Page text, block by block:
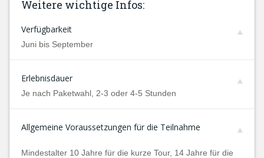
Weitere wichtige Infos:
Verfügbarkeit
Juni bis September
Erlebnisdauer
Je nach Paketwahl, 2-3 oder 4-5 Stunden
Allgemeine Voraussetzungen für die Teilnahme
Mindestalter 10 Jahre für die kurze Tour, 14 Jahre für die